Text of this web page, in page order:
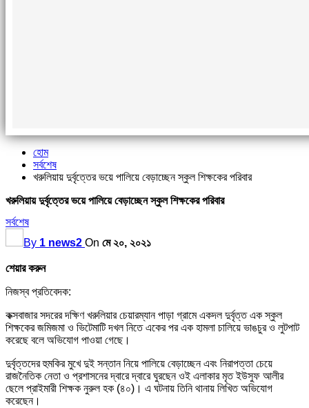
হোম
সর্বশেষ
খরুলিয়ায় দুর্বৃত্তের ভয়ে পালিয়ে বেড়াচ্ছেন স্কুল শিক্ষকের পরিবার
খরুলিয়ায় দুর্বৃত্তের ভয়ে পালিয়ে বেড়াচ্ছেন স্কুল শিক্ষকের পরিবার
সর্বশেষ
By 1 news2 On মে ২০, ২০২১
শেয়ার করুন
নিজস্ব প্রতিবেদক:
কক্সবাজার সদরের দক্ষিণ খরুলিয়ার চেয়ারম্যান পাড়া গ্রামে একদল দুর্বৃত্ত এক স্কুল
শিক্ষকের জমিজমা ও ভিটেমাটি দখল নিতে একের পর এক হামলা চালিয়ে ভাঙচুর ও লুটপাট
করেছে বলে অভিযোগ পাওয়া গেছে।
দুর্বৃত্তদের হুমকির মুখে দুই সন্তান নিয়ে পালিয়ে বেড়াচ্ছেন এবং নিরাপত্তা চেয়ে
রাজনৈতিক নেতা ও প্রশাসনের দ্বারে দ্বারে ঘুরছেন ওই এলাকার মৃত ইউসুফ আলীর
ছেলে প্রাইমারী শিক্ষক নুরুল হক (৪০)। এ ঘটনায় তিনি থানায় লিখিত অভিযোগ
করেছেন।